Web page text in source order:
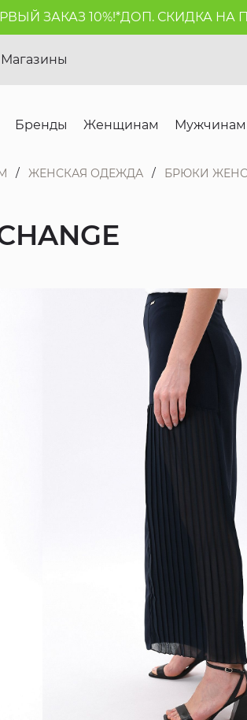
ЗАКАЗ 10%!*ДОП. СКИДКА НА
Магазины
Бренды Женщинам Мужчинам
ЖЕНСКАЯ ОДЕЖДА БРЮКИ